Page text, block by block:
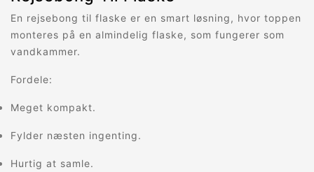
En rejsebong til flaske er en smart løsning, hvor toppen
monteres på en almindelig flaske, som fungerer som
vandkammer.
Fordele:
Meget kompakt.
Fylder næsten ingenting.
Hurtig at samle.